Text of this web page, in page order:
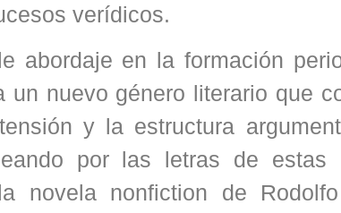
verídicos.
abordaje en la formación
un nuevo género literario que
y la estructura
por las letras de estas
novela nonfiction de